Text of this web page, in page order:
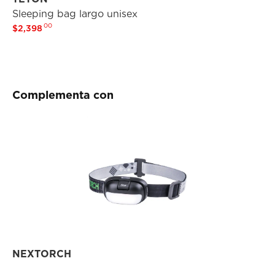
Sleeping bag largo unisex
$2,398 00
Complementa con
NEXTORCH